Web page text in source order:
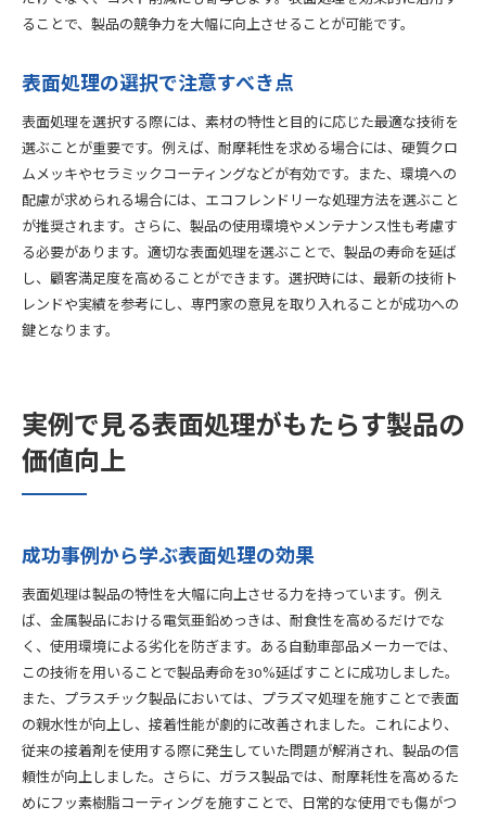
ることで、製品の競争力を大幅に向上させることが可能です。
表面処理の選択で注意すべき点
表面処理を選択する際には、素材の特性と目的に応じた最適な技術を
選ぶことが重要です。例えば、耐摩耗性を求める場合には、硬質クロ
ムメッキやセラミックコーティングなどが有効です。また、環境への
配慮が求められる場合には、エコフレンドリーな処理方法を選ぶこと
が推奨されます。さらに、製品の使用環境やメンテナンス性も考慮す
る必要があります。適切な表面処理を選ぶことで、製品の寿命を延ば
し、顧客満足度を高めることができます。選択時には、最新の技術ト
レンドや実績を参考にし、専門家の意見を取り入れることが成功への
鍵となります。
実例で見る表面処理がもたらす製品の
価値向上
成功事例から学ぶ表面処理の効果
表面処理は製品の特性を大幅に向上させる力を持っています。例え
ば、金属製品における電気亜鉛めっきは、耐食性を高めるだけでな
く、使用環境による劣化を防ぎます。ある自動車部品メーカーでは、
この技術を用いることで製品寿命を30%延ばすことに成功しました。
また、プラスチック製品においては、プラズマ処理を施すことで表面
の親水性が向上し、接着性能が劇的に改善されました。これにより、
従来の接着剤を使用する際に発生していた問題が解消され、製品の信
頼性が向上しました。さらに、ガラス製品では、耐摩耗性を高めるた
めにフッ素樹脂コーティングを施すことで、日常的な使用でも傷がつ